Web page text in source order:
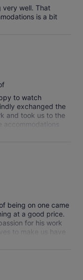
very well. That
is a bit
to watch
exchanged the
and took us to the
being on one came
at a good price.
for his work
to make us have
could. If you can
safari even more!
many lions!
boars, cheetahs, a